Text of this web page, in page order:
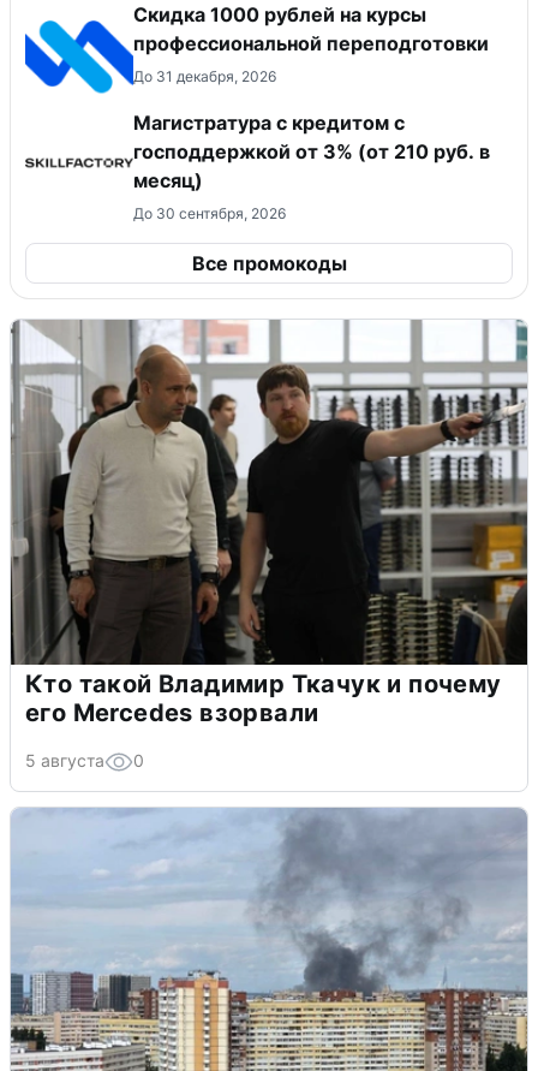
Скидка 1000 рублей на курсы
профессиональной переподготовки
До 31 декабря, 2026
Магистратура с кредитом с
господдержкой от 3% (от 210 руб. в
месяц)
До 30 сентября, 2026
Все промокоды
Кто такой Владимир Ткачук и почему
его Mercedes взорвали
5 августа 0